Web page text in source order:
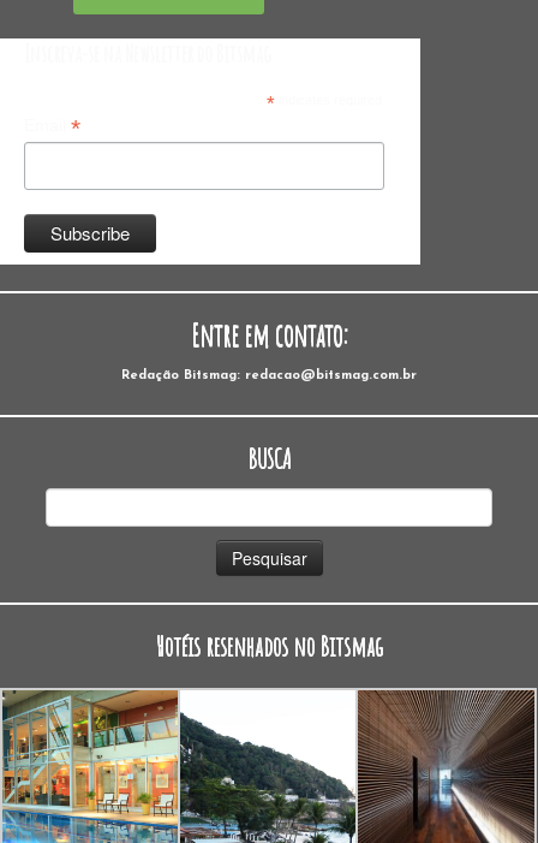
*indicates required
*
Entre em contato:
Redação Bitsmag: redacao@bitsmag.com.br
BUSCA
Hotéis resenhados no Bitsmag